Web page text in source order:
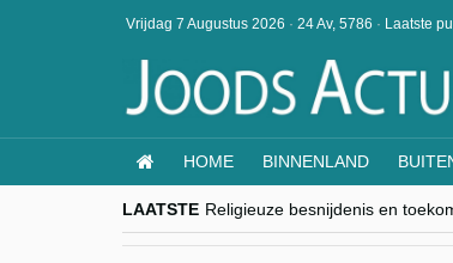
Vrijdag 7 Augustus 2026 · 24 Av, 5786 · Laatste
HOME BINNENLAND
LAATSTE Religieuze besnijdenis en
“Besnijdenisdebat toont hoe
CITYTRIP | ROEMENIË –